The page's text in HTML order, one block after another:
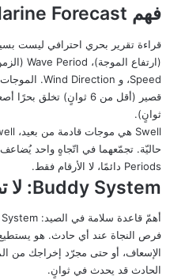
فهم Marine Forecast بدقّة
ثوانٍ).
حاليّة. تجمّعهما في اتّجاهٍ واحد يُضاعف
Periods دائمًا، لا الأرقام فقط.
Buddy System: لا تصطد وحدك
فرص النجاة عند أي حادث. هو يستطيع
الإسعاف، أو حتى مجرّد إخراجك من
الحادث قد يحدث في ثوانٍ.